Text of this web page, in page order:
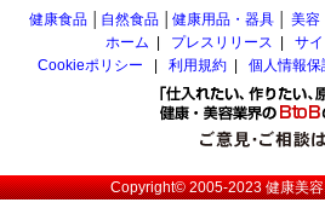
健康食品 自然食品 健康用品・器具 美容
ホーム
プレスリリース
サ
Cookieポリシー
利用規約 個人情報
Copyright© 2005-2023健康美